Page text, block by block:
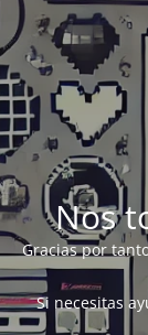
Nos
Gracias por
Si necesitas